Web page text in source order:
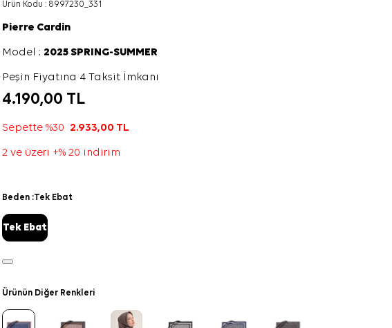
Ürün Kodu : 8997230_331
Pierre Cardin
Model :2025 SPRING-SUMMER
Peşin Fiyatına 4 Taksit İmkanı
4.190,00 TL
Sepette %30 2.933,00 TL
2 ve üzeri +% 20 indirim
Beden :Tek Ebat
Tek Ebat
Ürünün Diğer Renkleri